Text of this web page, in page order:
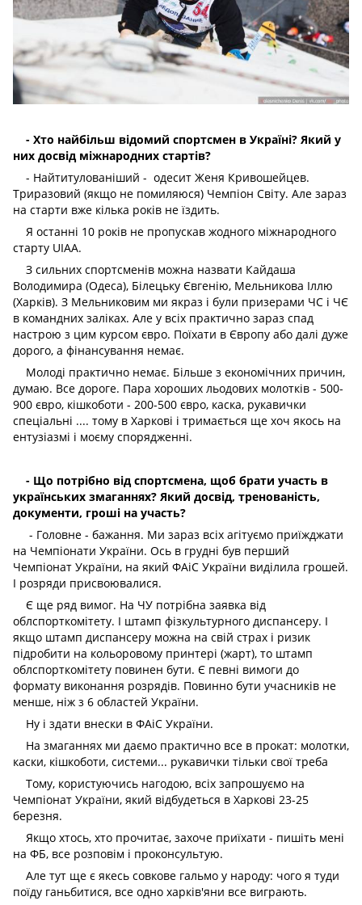
- Хто найбільш відомий спортсмен в Україні? Який у
них досвід міжнародних стартів?
- Найтитулованіший - одесит Женя Кривошейцев.
Триразовий (якщо не помиляюся) Чемпіон Світу. Але зараз
на старти вже кілька років не їздить.
Я останні 10 років не пропускав жодного міжнародного
старту UIAA.
З сильних спортсменів можна назвати Кайдаша
Володимира (Одеса), Білецьку Євгенію, Мельникова Іллю
(Харків). З Мельниковим ми якраз і були призерами ЧС і ЧЄ
в командних заліках. Але у всіх практично зараз спад
настрою з цим курсом євро. Поїхати в Європу або далі дуже
дорого, а фінансування немає.
Молоді практично немає. Більше з економічних причин,
думаю. Все дороге. Пара хороших льодових молотків - 500-
900 євро, кішкоботи - 200-500 євро, каска, рукавички
спеціальні .... тому в Харкові і тримається ще хоч якось на
ентузіазмі і моєму спорядженні.
- Що потрібно від спортсмена, щоб брати участь в
українських змаганнях? Який досвід, тренованість,
документи, гроші на участь?
- Головне - бажання. Ми зараз всіх агітуємо приїжджати
на Чемпіонати України. Ось в грудні був перший
Чемпіонат України, на який ФАіС України виділила грошей.
І розряди присвоювалися.
Є ще ряд вимог. На ЧУ потрібна заявка від
облспорткомітету. І штамп фізкультурного диспансеру. І
якщо штамп диспансеру можна на свій страх і ризик
підробити на кольоровому принтері (жарт), то штамп
облспорткомітету повинен бути. Є певні вимоги до
формату виконання розрядів. Повинно бути учасників не
менше, ніж з 6 областей України.
Ну і здати внески в ФАіС України.
На змаганнях ми даємо практично все в прокат: молотки,
каски, кішкоботи, системи... рукавички тільки свої треба
Тому, користуючись нагодою, всіх запрошуємо на
Чемпіонат України, який відбудеться в Харкові 23-25
березня.
Якщо хтось, хто прочитає, захоче приїхати - пишіть мені
на ФБ, все розповім і проконсультую.
Але тут ще є якесь совкове гальмо у народу: чого я туди
поїду ганьбитися, все одно харків'яни все виграють.